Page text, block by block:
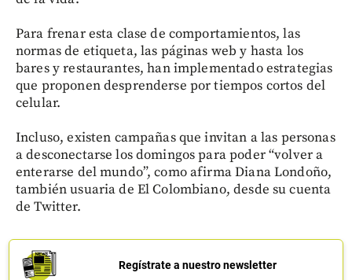
Para frenar esta clase de comportamientos, las
normas de etiqueta, las páginas web y hasta los
bares y restaurantes, han implementado estrategias
que proponen desprenderse por tiempos cortos del
celular.
Incluso, existen campañas que invitan a las personas
a desconectarse los domingos para poder “volver a
enterarse del mundo”, como afirma Diana Londoño,
también usuaria de El Colombiano, desde su cuenta
de Twitter.
Regístrate a nuestro newsletter